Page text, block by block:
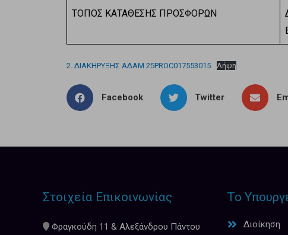
ΤΟΠΟΣ ΚΑΤΑΘΕΣΗΣ ΠΡΟΣΦΟΡΩΝ
2. ΔΙΑΚΗΡΥΞΗΣ ΑΔΑΜ 25PROC017553015 Λήψη
Facebook Twitter
Στοιχεία Επικοινωνίας
Φραγκούδη 11 & Αλεξάνδρου Πάντου
Το
Διοίκηση